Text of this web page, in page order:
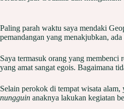
Paling parah waktu saya mendaki
pemandangan yang menakjubkan,
Saya termasuk orang yang
yang amat sangat egois. Bagaimana
Selain perokok di tempat wisata
nungguin anaknya lakukan kegiatan